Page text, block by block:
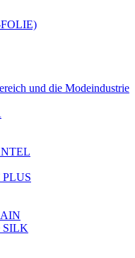
und die Modeindustrie